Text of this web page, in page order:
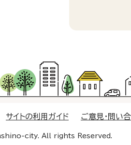
サイトの利用ガイド ご意見・問い
city. All rights Reserved.